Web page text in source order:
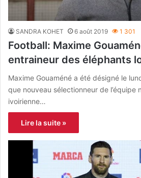
SANDRA KOHET 6 août 2019 1 301
Football: Maxime
entraineur des éléphants
Maxime Gouaméné a été désigné le
que nouveau sélectionneur de l’équipe
ivoirienne…
Lire la suite »